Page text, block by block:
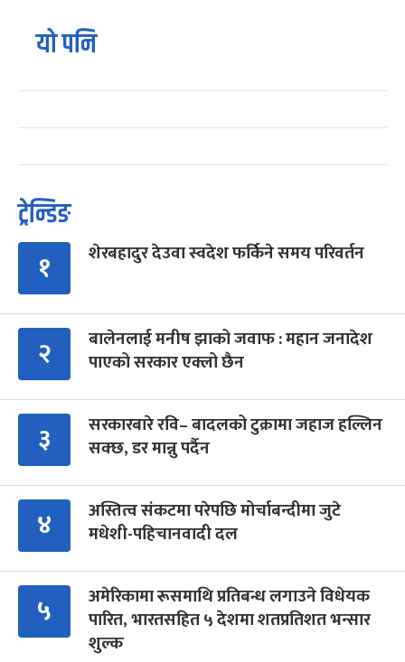
यो पनि
ट्रेन्डिङ
१ शेरबहादुर देउवा स्वदेश फर्किने समय परिवर्तन
२
बालेनलाई मनीष झाको जवाफ : महान जनादेश
पाएको सरकार एक्लो छैन
३
सरकारबारे रवि– बादलको टुक्रामा जहाज हल्लिन
सक्छ, डर मान्नु पर्दैन
४
अस्तित्व संकटमा परेपछि मोर्चाबन्दीमा जुटे
मधेशी-पहिचानवादी दल
५
अमेरिकामा रूसमाथि प्रतिबन्ध लगाउने विधेयक
पारित, भारतसहित ५ देशमा शतप्रतिशत भन्सार
शुल्क